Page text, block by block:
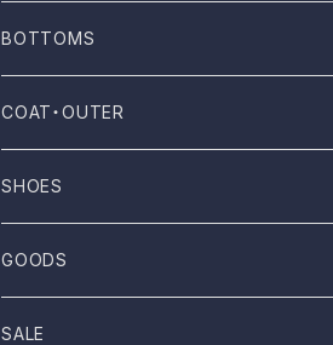
Mau
NOVESTA
ROTOTO
UES
Dansko
T-shirt
Shirt
No sleeve
One-piece
Parkar
BOTTOMS
Pants
Skirts
COAT・OUTER
Coat
Outer
Jacket
SHOES
Sneakers
Sandal
GOODS
Bag
SALE